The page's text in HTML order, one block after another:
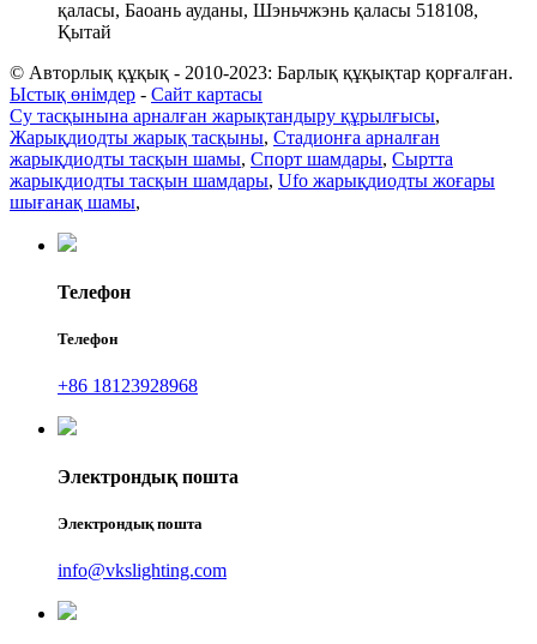
қаласы, Баоань ауданы, Шэньчжэнь қаласы 518108,
Қытай
© Авторлық құқық - 2010-2023: Барлық құқықтар қорғалған.
Ыстық өнімдер - Сайт картасы
Су тасқынына арналған жарықтандыру құрылғысы,
Жарықдиодты жарық тасқыны, Стадионға арналған
жарықдиодты тасқын шамы, Спорт шамдары, Сыртта
жарықдиодты тасқын шамдары, Ufo жарықдиодты жоғары
шығанақ шамы,
Телефон
Телефон
+86 18123928968
Электрондық пошта
Электрондық пошта
info@vkslighting.com